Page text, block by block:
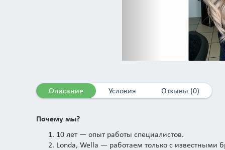
Описание Условия Отзывы (0)
Почему мы?
10 лет — опыт работы специалистов.
Londa, Wella — работаем только с известными